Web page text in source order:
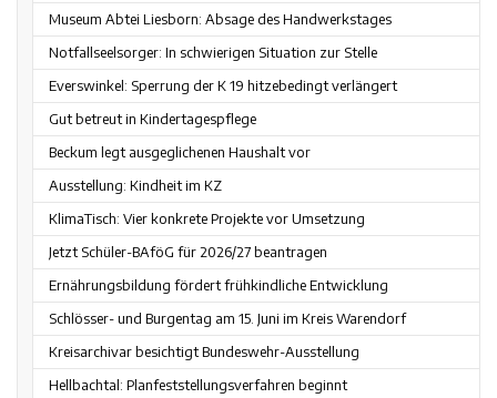
Museum Abtei Liesborn: Absage des Handwerkstages
Notfallseelsorger: In schwierigen Situation zur Stelle
Everswinkel: Sperrung der K 19 hitzebedingt verlängert
Gut betreut in Kindertagespflege
Beckum legt ausgeglichenen Haushalt vor
Ausstellung: Kindheit im KZ
KlimaTisch: Vier konkrete Projekte vor Umsetzung
Jetzt Schüler-BAföG für 2026/27 beantragen
Ernährungsbildung fördert frühkindliche Entwicklung
Schlösser- und Burgentag am 15. Juni im Kreis Warendorf
Kreisarchivar besichtigt Bundeswehr-Ausstellung
Hellbachtal: Planfeststellungsverfahren beginnt